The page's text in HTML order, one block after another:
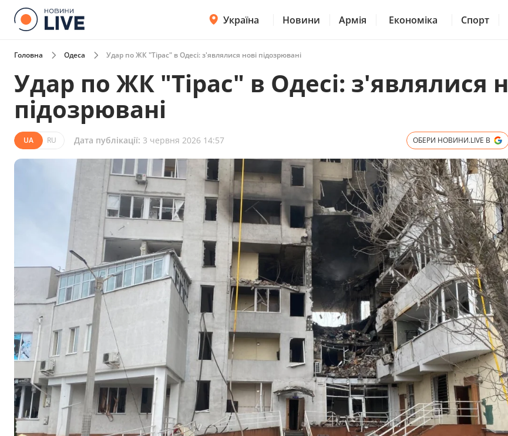
Україна Новини Армія Економіка Спорт
Головна Одеса Удар по ЖК "Тірас" в Одесі: з'являлися нові підозрювані
Удар по ЖК "Тірас" в Одесі: з'являлися
підозрювані
UA RU Дата публікації: 3 червня 2026 14:57 ОБЕРИ НОВИНИ.LIVE В